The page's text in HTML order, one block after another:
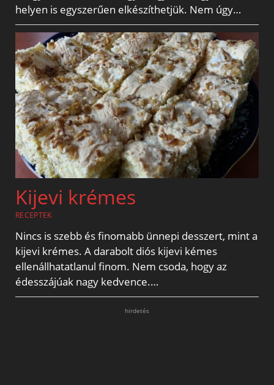
helyen is egyszerűen elkészíthetjük. Nem úgy…
Kijevi krémes
RECEPTEK
Nincs is szebb és finomabb ünnepi desszert, mint a
kijevi krémes. A darabolt diós kijevi kémes
ellenállhatatlanul finom. Nem csoda, hogy az
édesszájúak nagy kedvence.…
hirdetés